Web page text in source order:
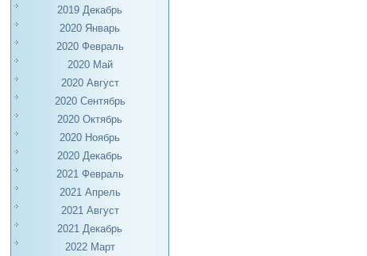
2019 Декабрь
2020 Январь
2020 Февраль
2020 Май
2020 Август
2020 Сентябрь
2020 Октябрь
2020 Ноябрь
2020 Декабрь
2021 Февраль
2021 Апрель
2021 Август
2021 Декабрь
2022 Март